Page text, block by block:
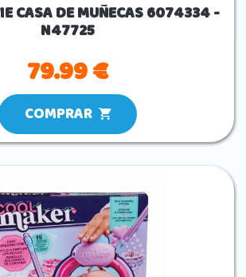
CASA DE MUÑECAS 6074334 -
N47725
79.99 €
COMPRAR